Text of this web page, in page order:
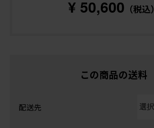
¥ 50,600 （税込）
この商品の送料
配送先